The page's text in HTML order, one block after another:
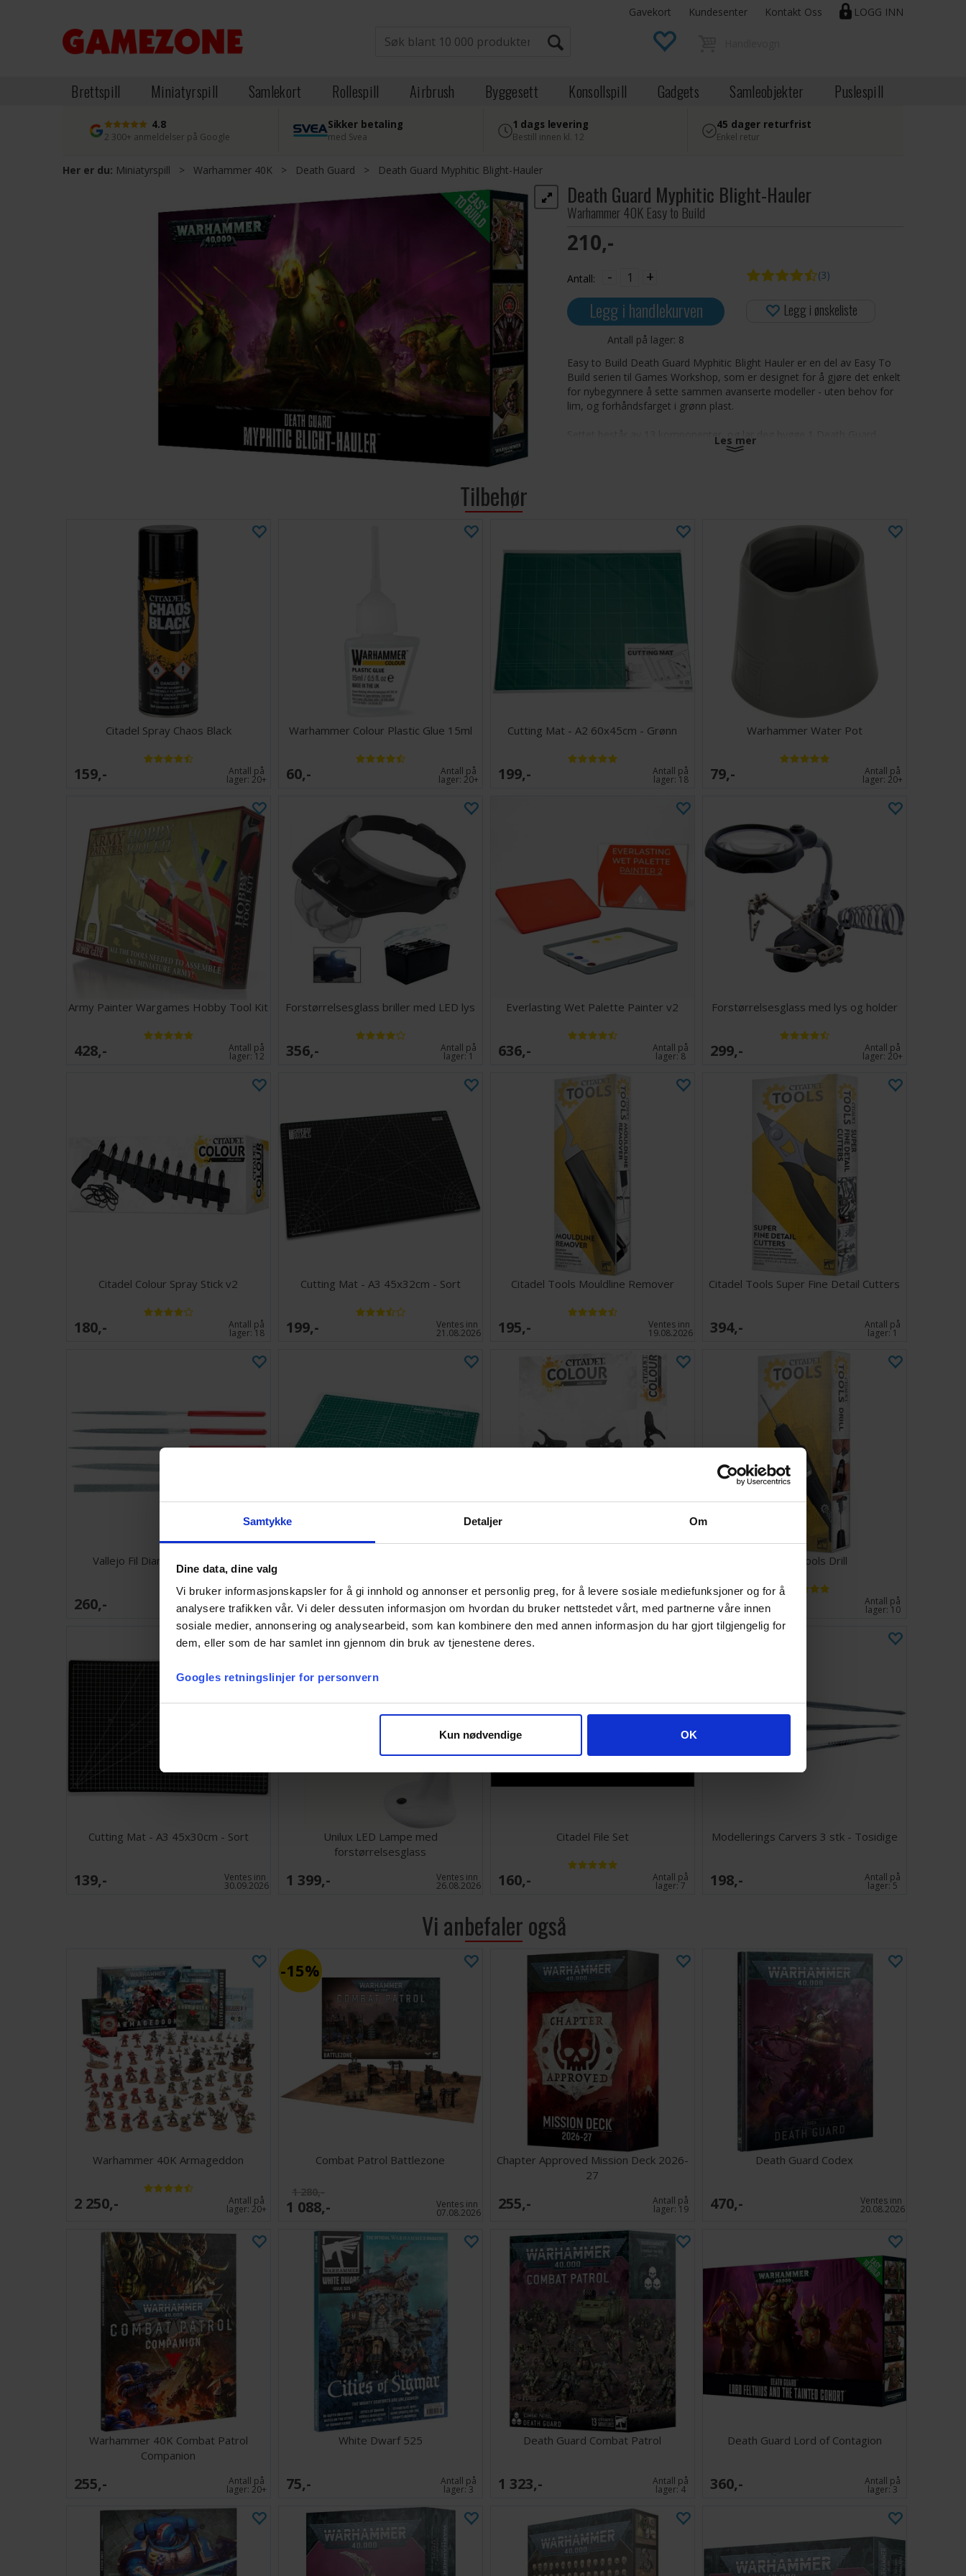
Samtykke Detaljer Om
Dine data, dine valg
Vi bruker informasjonskapsler for å gi innhold og annonser et personlig preg, for å levere sosiale mediefunksjoner og for å
analysere trafikken vår. Vi deler dessuten informasjon om hvordan du bruker nettstedet vårt, med partnerne våre innen
sosiale medier, annonsering og analysearbeid, som kan kombinere den med annen informasjon du har gjort tilgjengelig for
dem, eller som de har samlet inn gjennom din bruk av tjenestene deres.
Googles retningslinjer for personvern
Kun nødvendige OK
LOGG INN
Gavekort Kundesenter Kontakt Oss
Brettspill Miniatyrspill Samlekort Rollespill Airbrush Byggesett Konsollspill Gadgets Samleobjekter Puslespill
4.8
2 300+ anmeldelser på Google
Sikker betaling
med Svea
1 dags levering
Bestill innen kl. 12
45 dager returfrist
Enkel retur
Her er du: Miniatyrspill > Warhammer 40K > Death Guard > Death Guard Myphitic Blight-Hauler
Death Guard Myphitic Blight-Hauler
Warhammer 40K Easy to Build
210,-
Antall: - +
Legg i handlekurven
Antall på lager: 8
(3)
Legg i ønskeliste
Easy to Build Death Guard Myphitic Blight Hauler er en del av Easy To
Build serien til Games Workshop, som er designet for å gjøre det enkelt
for nybegynnere å sette sammen avanserte modeller - uten behov for
lim, og forhåndsfarget i grønn plast.
Settet består av 13 komponenter, og lar deg bygge 1 Death Guard
Myphitic Blight Hauler. 1 Citadel 80mm Round Base er inkludert. Regler
Les mer
Tilbehør
Citadel Spray Chaos Black
159,- Antall på
lager:20+
Warhammer Colour Plastic Glue 15ml
60,- Antall på
lager:20+
Cutting Mat - A2 60x45cm - Grønn
199,- Antall på
lager: 18
Warhammer Water Pot
79,- Antall på
lager:20+
Army Painter Wargames Hobby Tool Kit
428,- Antall på
lager: 12
Forstørrelsesglass briller med LED lys
356,- Antall på
lager:1
Everlasting Wet Palette Painter v2
636,- Antall på
lager:8
Forstørrelsesglass med lys og holder
299,- Antall på
lager:20+
Citadel Colour Spray Stick v2
180,- Antall på
lager: 18
Cutting Mat - A3 45x32cm - Sort
199,- Ventes inn
21.08.2026
Citadel Tools Mouldline Remover
195,- Ventes inn
19.08.2026
Citadel Tools Super Fine Detail Cutters
394,- Antall på
lager:1
Vallejo Fil Diamond Files - 5 stk
260,- lager:6 258,- lager:20+ 204,- lager:3
Citadel Tools Drill
249,- Antall på
lager: 10
Cutting Mat - A3 45x30cm - Sort
139,- Ventes inn
30.09.2026
Unilux LED Lampe med
forstørrelsesglass
1 399,- Ventes inn
26.08.2026
Citadel File Set
160,- Antall på
lager:7
Modellerings Carvers 3 stk - Tosidige
198,- Antall på
lager:5
Vi anbefaler også
Warhammer 40K Armageddon
2 250,- Antall på
lager:20+
15%
Combat Patrol Battlezone
1 280,-
1 088,- Ventes inn
07.08.2026
Chapter Approved Mission Deck 2026-
27
255,- Antall på
lager: 19
Death Guard Codex
470,- Ventes inn
20.08.2026
Warhammer 40K Combat Patrol
Companion
255,- Antall på
lager:20+
White Dwarf 525
75,- Antall på
lager:3
Death Guard Combat Patrol
1 323,- Antall på
lager:4
Death Guard Lord of Contagion
360,- Antall på
lager:3